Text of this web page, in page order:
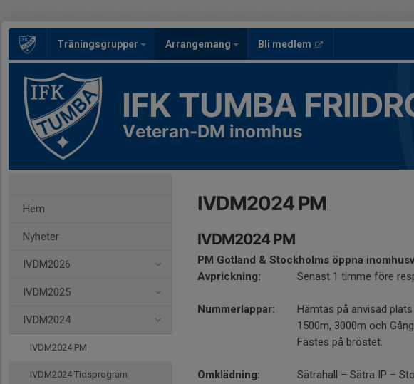
Träningsgrupper Arrangemang Bli medlem
IFK TUMBA
Veteran-DM inomhus
Hem
Nyheter
IVDM2026
IVDM2025
IVDM2024
IVDM2024 PM
IVDM2024 Tidsprogram
IVDM2024 PM
IVDM2024 PM
PM Gotland & Stockholms öppna
Avprickning:
Senast 1 timme före
Nummerlappar:
Hämtas på anvisad
1500m, 3000m och
Fästes på bröstet.
Omklädning: Sätrahall – Sätra IP –